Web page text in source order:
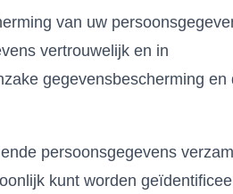
van uw
vertrouwelijk en in
gegevensbescherming en
persoonsgegevens
kunt worden